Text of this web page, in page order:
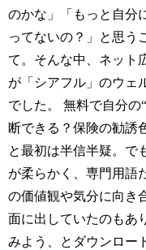
のかな」「もっと自分
ってないの？」と思う
て。そんな中、ネット
が「シアフル」のウェ
でした。 無料で自分の
断できる？保険の勧誘
と最初は半信半疑。で
が柔らかく、専門用語
の価値観や気分に向き
面に出していたのもあ
みよう、とダウンロー